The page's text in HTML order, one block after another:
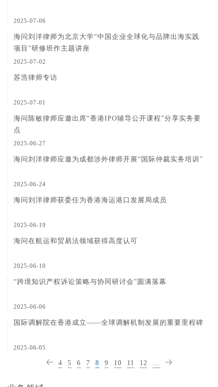
2025-07-06
海问刘洋律师为北京大学“中国企业全球化与品牌出海实践
项目”研修班作主题讲座
2025-07-02
苏浩律师专访
2025-07-01
海问陈敏律师应邀出席“香港IPO辅导公开课程”分享实务要
点
2025-06-27
海问刘洋律师应邀为成都涉外律师开展“国际仲裁实务培训”
2025-06-24
海问刘洋律师获委任为香港海运港口发展局成员
2025-06-19
海问在航运和贸易法领域获得高度认可
2025-06-10
“跨境知识产权诉讼策略与协同研讨会”圆满落幕
2025-06-06
国际调解院在香港成立——全球调解机制发展的重要里程碑
2025-06-05
4 5 6 7 8 9 10 11 12